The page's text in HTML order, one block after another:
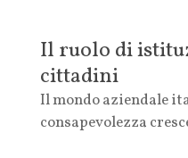
Il ruolo di
cittadini
Il mondo aziendale
consapevolezza